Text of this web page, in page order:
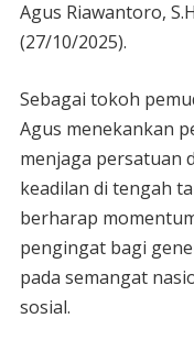
Agus Riawantoro,
(27/10/2025).
Sebagai tokoh
Agus menekankan
menjaga persatuan
keadilan di tengah
berharap
pengingat bagi
pada semangat
sosial.